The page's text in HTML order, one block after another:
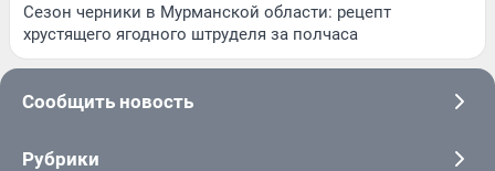
Сезон черники в Мурманской области: рецепт
хрустящего ягодного штруделя за полчаса
Сообщить новость
Рубрики